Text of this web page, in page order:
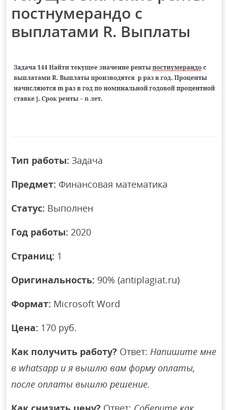
постнумерандо с
выплатами R. Выплаты
Тип работы: Задача
Предмет: Финансовая математика
Статус: Выполнен
Год работы: 2020
Страниц: 1
Оригинальность: 90% (antiplagiat.ru)
Формат: Microsoft Word
Цена: 170 руб.
Как получить работу? Ответ:Напишите мне
в whatsapp и я вышлю вам форму оплаты,
после оплаты вышлю решение.